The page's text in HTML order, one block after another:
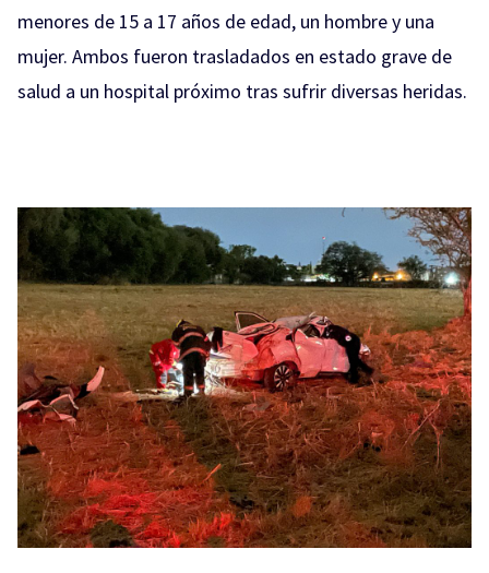
menores de 15 a 17 años de edad, un hombre y una
mujer. Ambos fueron trasladados en estado grave de
salud a un hospital próximo tras sufrir diversas heridas.